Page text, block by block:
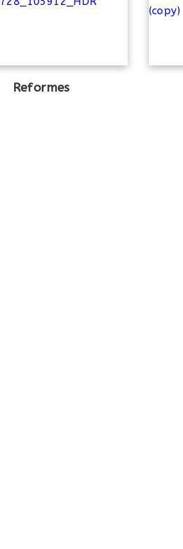
Reformes